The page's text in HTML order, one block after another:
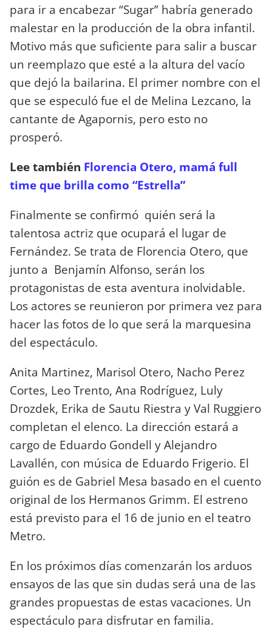
para ir a encabezar “Sugar” habría generado
malestar en la producción de la obra infantil.
Motivo más que suficiente para salir a buscar
un reemplazo que esté a la altura del vacío
que dejó la bailarina. El primer nombre con el
que se especuló fue el de Melina Lezcano, la
cantante de Agapornis, pero esto no
prosperó.
Lee también Florencia Otero, mamá full
time que brilla como “Estrella”
Finalmente se confirmó quién será la
talentosa actriz que ocupará el lugar de
Fernández. Se trata de Florencia Otero, que
junto a Benjamín Alfonso, serán los
protagonistas de esta aventura inolvidable.
Los actores se reunieron por primera vez para
hacer las fotos de lo que será la marquesina
del espectáculo.
Anita Martinez, Marisol Otero, Nacho Perez
Cortes, Leo Trento, Ana Rodríguez, Luly
Drozdek, Erika de Sautu Riestra y Val Ruggiero
completan el elenco. La dirección estará a
cargo de Eduardo Gondell y Alejandro
Lavallén, con música de Eduardo Frigerio. El
guión es de Gabriel Mesa basado en el cuento
original de los Hermanos Grimm. El estreno
está previsto para el 16 de junio en el teatro
Metro.
En los próximos días comenzarán los arduos
ensayos de las que sin dudas será una de las
grandes propuestas de estas vacaciones. Un
espectáculo para disfrutar en familia.